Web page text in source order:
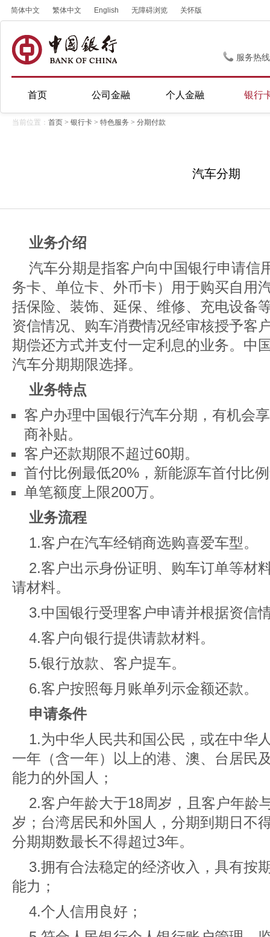
简体中文 繁体中文 English 无障碍浏览 关怀版
服务热
首页 公司金融 个人金融 银行
当前位置： 首页 > 银行卡 > 特色服务 > 分期付款
汽车分期
业务介绍
汽车分期是指客户向中国银行申请信
务卡、单位卡、外币卡）用于购买自用
括保险、装饰、延保、维修、充电设备
资信情况、购车消费情况经审核授予客
期偿还方式并支付一定利息的业务。中
汽车分期期限选择。
业务特点
客户办理中国银行汽车分期，有机会
商补贴。
客户还款期限不超过60期。
首付比例最低20%，新能源车首付比
单笔额度上限200万。
业务流程
1.客户在汽车经销商选购喜爱车型。
2.客户出示身份证明、购车订单等材
请材料。
3.中国银行受理客户申请并根据资信
4.客户向银行提供请款材料。
5.银行放款、客户提车。
6.客户按照每月账单列示金额还款。
申请条件
1.为中华人民共和国公民，或在中华
一年（含一年）以上的港、澳、台居民
能力的外国人；
2.客户年龄大于18周岁，且客户年龄
岁；台湾居民和外国人，分期到期日不
分期期数最长不得超过3年。
3.拥有合法稳定的经济收入，具有按
能力；
4.个人信用良好；